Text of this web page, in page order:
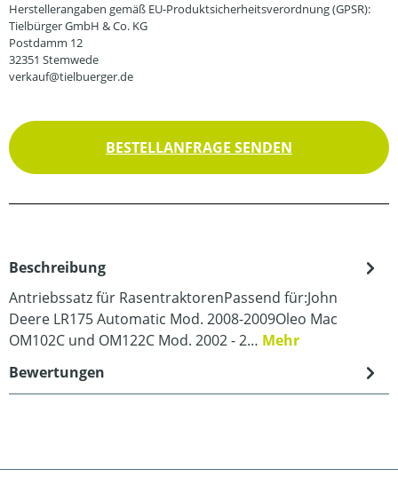
Herstellerangaben gemäß EU-Produktsicherheitsverordnung (GPSR):
Tielbürger GmbH & Co. KG
Postdamm 12
32351 Stemwede
verkauf@tielbuerger.de
BESTELLANFRAGE SENDEN
Beschreibung
Antriebssatz für RasentraktorenPassend für:John
Deere LR175 Automatic Mod. 2008-2009Oleo Mac
OM102C und OM122C Mod. 2002 - 2… Mehr
Bewertungen